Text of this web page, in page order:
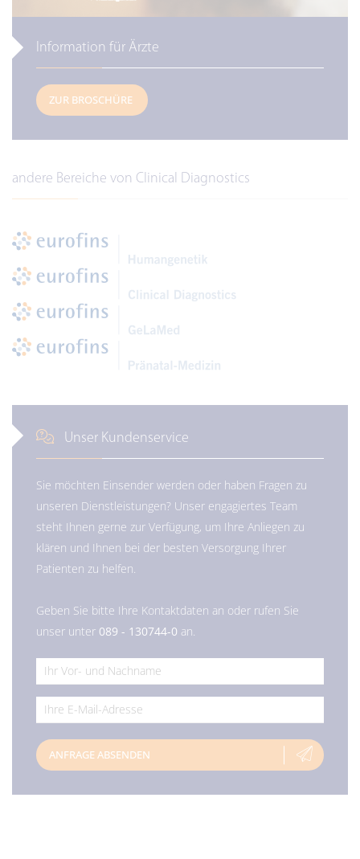
Information für Ärzte
ZUR BROSCHÜRE
andere Bereiche von Clinical Diagnostics
Unser Kundenservice
Sie möchten Einsender werden oder haben Fragen zu
unseren Dienstleistungen? Unser engagiertes Team
steht Ihnen gerne zur Verfügung, um Ihre Anliegen zu
klären und Ihnen bei der besten Versorgung Ihrer
Patienten zu helfen.
Geben Sie bitte Ihre Kontaktdaten an oder rufen Sie
unser unter 089 - 130744-0 an.
ANFRAGE ABSENDEN